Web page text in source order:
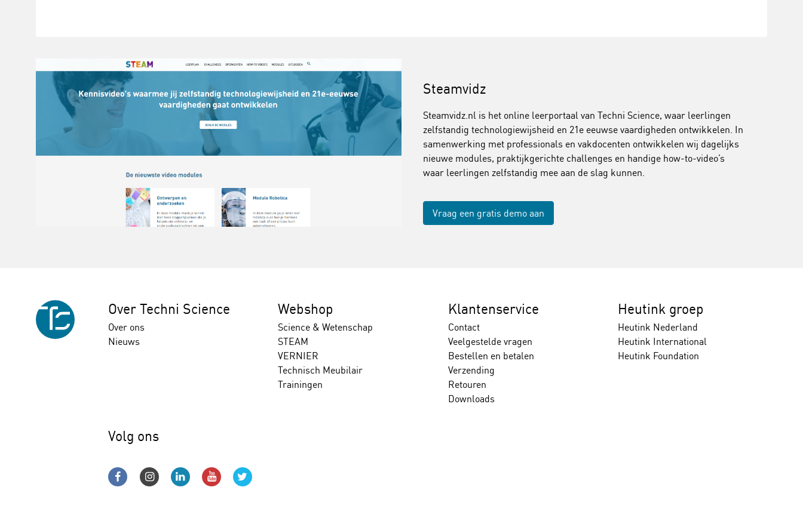
Steamvidz
Steamvidz.nl is het online leerportaal van Techni Science, waar leerlingen
zelfstandig technologiewijsheid en 21e eeuwse vaardigheden ontwikkelen. In
samenwerking met professionals en vakdocenten ontwikkelen wij dagelijks
nieuwe modules, praktijkgerichte challenges en handige how-to-video’s
waar leerlingen zelfstandig mee aan de slag kunnen.
Vraag een gratis demo aan
Over Techni Science
Over ons
Nieuws
Webshop
Science & Wetenschap
STEAM
VERNIER
Technisch Meubilair
Trainingen
Klantenservice
Contact
Veelgestelde vragen
Bestellen en betalen
Verzending
Retouren
Downloads
Heutink groep
Heutink Nederland
Heutink International
Heutink Foundation
Volg ons